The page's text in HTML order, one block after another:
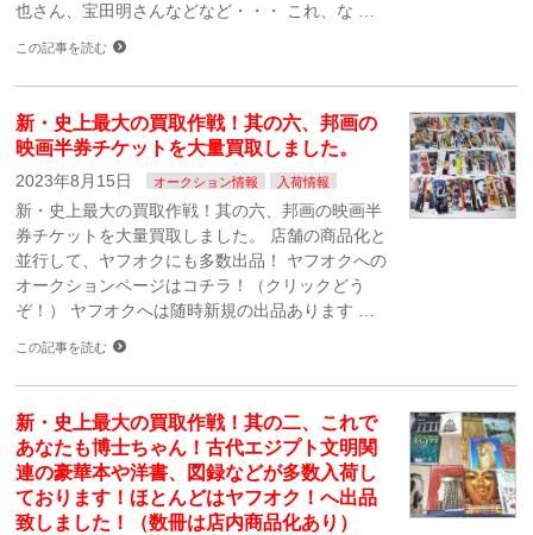
也さん、宝田明さんなどなど・・・ これ、な …
この記事を読む
新・史上最大の買取作戦！其の六、邦画の
映画半券チケットを大量買取しました。
2023年8月15日 オークション情報 入荷情報
新・史上最大の買取作戦！其の六、邦画の映画半
券チケットを大量買取しました。 店舗の商品化と
並行して、ヤフオクにも多数出品！ ヤフオクへの
オークションページはコチラ！（クリックどう
ぞ！） ヤフオクへは随時新規の出品あります …
この記事を読む
新・史上最大の買取作戦！其の二、これで
あなたも博士ちゃん！古代エジプト文明関
連の豪華本や洋書、図録などが多数入荷し
ております！ほとんどはヤフオク！へ出品
致しました！（数冊は店内商品化あり）